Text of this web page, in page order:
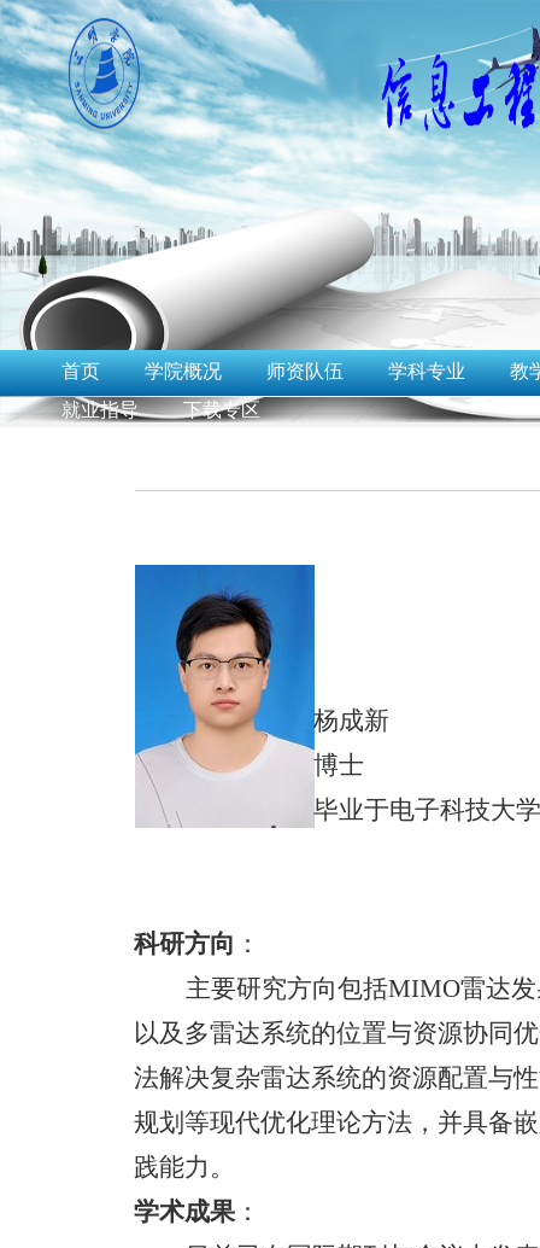
首页 学院概况 师资队伍 学科专业
教
就业指导
下载专区
杨成新
博士
毕业于电子科技大
科研方向 ：
主要研究方向包括MIMO雷达
以及多雷达系统的位置与资源协同
法解决复杂雷达系统的资源配置与
规划等现代优化理论方法，并具备
践能力 。
学术成果：